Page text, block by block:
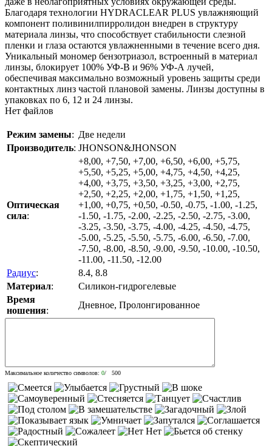
Благодаря технологии HYDRACLEAR PLUS увлажняющий
компонент поливинилпирролидон внедрен в структуру
материала линзы, что способствует стабильности слезной
пленки и глаза остаются увлажненными в течение всего дня.
Уникальный мономер бензотриазол, встроенный в материал
линзы, блокирует 100% УФ-В и 96% УФ-А лучей,
обеспечивая максимально возможный уровень защиты среди
контактных линз частой плановой замены. Линзы доступны в
упаковках по 6, 12 и 24 линзы.
Нет файлов
Режим замены: Две недели
Производитель: JHONSON&JHONSON
Оптическая
сила:
+8,00, +7,50, +7,00, +6,50, +6,00, +5,75,
+5,50, +5,25, +5,00, +4,75, +4,50, +4,25,
+4,00, +3,75, +3,50, +3,25, +3,00, +2,75,
+2,50, +2,25, +2,00, +1,75, +1,50, +1,25,
+1,00, +0,75, +0,50, -0.50, -0.75, -1.00, -1.25,
-1.50, -1.75, -2.00, -2.25, -2.50, -2.75, -3.00,
-3.25, -3.50, -3.75, -4.00, -4.25, -4.50, -4.75,
-5.00, -5.25, -5.50, -5.75, -6.00, -6.50, -7.00,
-7.50, -8.00, -8.50, -9.00, -9.50, -10.00, -10.50,
-11.00, -11.50, -12.00
Радиус:
8.4, 8.8
Материал:
Силикон-гидрогелевые
Время
ношения:
Дневное, Пролонгированное
Максимальное количество символов: 0/ 500